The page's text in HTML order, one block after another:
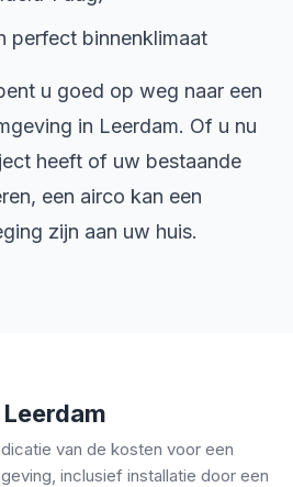
perfect binnenklimaat
u goed op weg naar een
in Leerdam. Of u nu
heeft of uw bestaande
een airco kan een
zijn aan uw huis.
van de kosten voor een
inclusief installatie door een